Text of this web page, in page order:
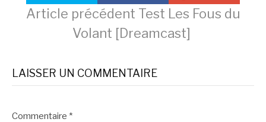
Lire
la
suite
Article précédent Test Les Fous du
Volant [Dreamcast]
LAISSER UN COMMENTAIRE
Commentaire *